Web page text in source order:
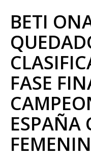
BETI
FASE
ESPAÑA